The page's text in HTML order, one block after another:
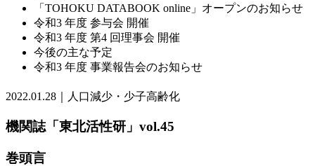
「TOHOKU DATABOOK online」オープンのお知らせ
令和3 年度 参与会 開催
令和3 年度 第4 回理事会 開催
今後の主な予定
令和3 年度 事業報告会のお知らせ
2022.01.28｜人口減少・少子高齢化
機関誌「東北活性研」vol.45
巻頭言